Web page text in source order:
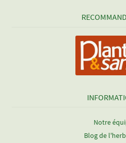
Notre
Blog de